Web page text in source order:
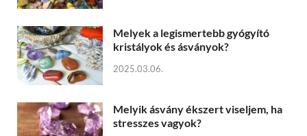
Melyek a legismertebb gyógyító
kristályok és ásványok?
2025.03.06.
Melyik ásvány ékszert viseljem, ha
stresszes vagyok?